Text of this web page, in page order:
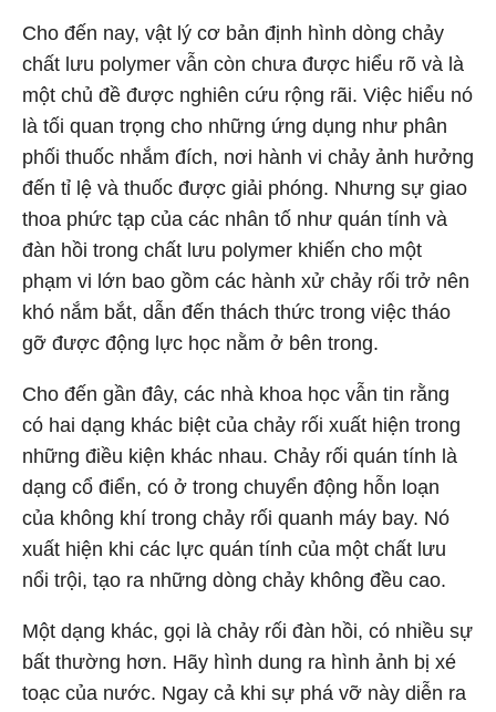
Cho đến nay, vật lý cơ bản định hình dòng chảy
chất lưu polymer vẫn còn chưa được hiểu rõ và là
một chủ đề được nghiên cứu rộng rãi. Việc hiểu nó
là tối quan trọng cho những ứng dụng như phân
phối thuốc nhắm đích, nơi hành vi chảy ảnh hưởng
đến tỉ lệ và thuốc được giải phóng. Nhưng sự giao
thoa phức tạp của các nhân tố như quán tính và
đàn hồi trong chất lưu polymer khiến cho một
phạm vi lớn bao gồm các hành xử chảy rối trở nên
khó nắm bắt, dẫn đến thách thức trong việc tháo
gỡ được động lực học nằm ở bên trong.
Cho đến gần đây, các nhà khoa học vẫn tin rằng
có hai dạng khác biệt của chảy rối xuất hiện trong
những điều kiện khác nhau. Chảy rối quán tính là
dạng cổ điển, có ở trong chuyển động hỗn loạn
của không khí trong chảy rối quanh máy bay. Nó
xuất hiện khi các lực quán tính của một chất lưu
nổi trội, tạo ra những dòng chảy không đều cao.
Một dạng khác, gọi là chảy rối đàn hồi, có nhiều sự
bất thường hơn. Hãy hình dung ra hình ảnh bị xé
toạc của nước. Ngay cả khi sự phá vỡ này diễn ra